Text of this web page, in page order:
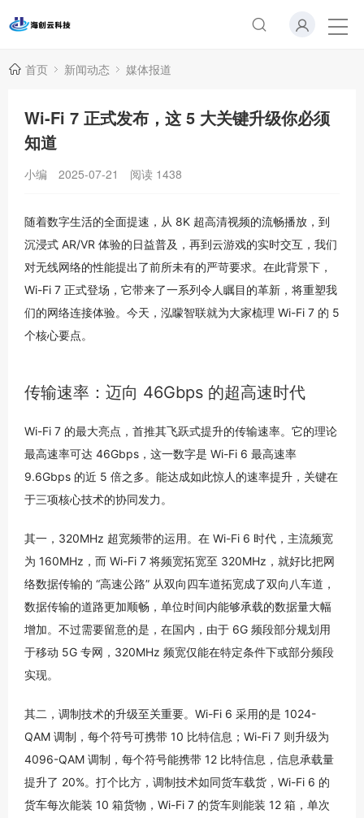
首页 新闻动态 媒体报道
Wi-Fi 7 正式发布，这 5 大关键升级你必须
知道
小编 2025-07-21 阅读 1438
随着数字生活的全面提速，从 8K 超高清视频的流畅播放，到
沉浸式 AR/VR 体验的日益普及，再到云游戏的实时交互，我们
对无线网络的性能提出了前所未有的严苛要求。在此背景下，
Wi-Fi 7 正式登场，它带来了一系列令人瞩目的革新，将重塑我
们的网络连接体验。今天，泓曚智联就为大家梳理 Wi-Fi 7 的 5
个核心要点。
传输速率：迈向 46Gbps 的超高速时代
Wi-Fi 7 的最大亮点，首推其飞跃式提升的传输速率。它的理论
最高速率可达 46Gbps，这一数字是 Wi-Fi 6 最高速率
9.6Gbps 的近 5 倍之多。能达成如此惊人的速率提升，关键在
于三项核心技术的协同发力。
其一，320MHz 超宽频带的运用。在 Wi-Fi 6 时代，主流频宽
为 160MHz，而 Wi-Fi 7 将频宽拓宽至 320MHz，就好比把网
络数据传输的 “高速公路” 从双向四车道拓宽成了双向八车道，
数据传输的道路更加顺畅，单位时间内能够承载的数据量大幅
增加。不过需要留意的是，在国内，由于 6G 频段部分规划用
于移动 5G 专网，320MHz 频宽仅能在特定条件下或部分频段
实现。
其二，调制技术的升级至关重要。Wi-Fi 6 采用的是 1024-
QAM 调制，每个符号可携带 10 比特信息；Wi-Fi 7 则升级为
4096-QAM 调制，每个符号能携带 12 比特信息，信息承载量
提升了 20%。打个比方，调制技术如同货车载货，Wi-Fi 6 的
货车每次能装 10 箱货物，Wi-Fi 7 的货车则能装 12 箱，单次